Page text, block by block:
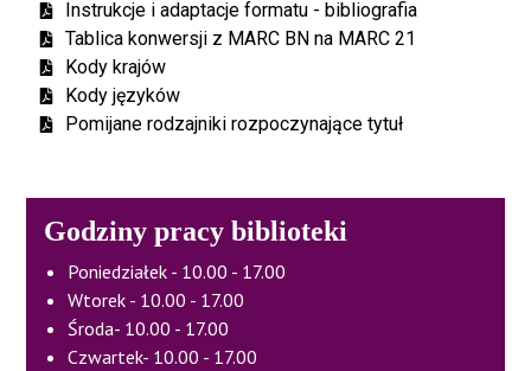
Instrukcje i adaptacje formatu - bibliografia
Tablica konwersji z MARC BN na MARC 21
Kody krajów
Kody języków
Pomijane rodzajniki rozpoczynające tytuł
Godziny pracy biblioteki
Poniedziałek - 10.00 - 17.00
Wtorek - 10.00 - 17.00
Środa- 10.00 - 17.00
Czwartek- 10.00 - 17.00